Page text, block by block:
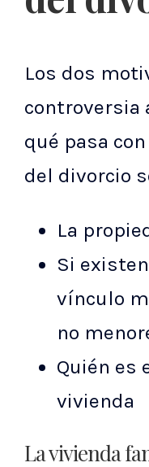
Los dos
controversia
qué pasa
del divorcio
La
Si
vínculo
no
Quién es
vivienda
La vivienda